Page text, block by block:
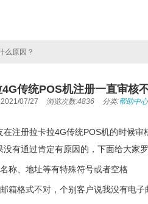
么原因？
传统POS机注册一直审核
07/27 浏览次数:4836 分类:帮助中心
在注册拉卡拉4G传统POS机的时候
没有通过肯定有原因的，下面给大家罗
称、地址等有特殊符号或者空格
箱格式不对，个别客户说我没有电